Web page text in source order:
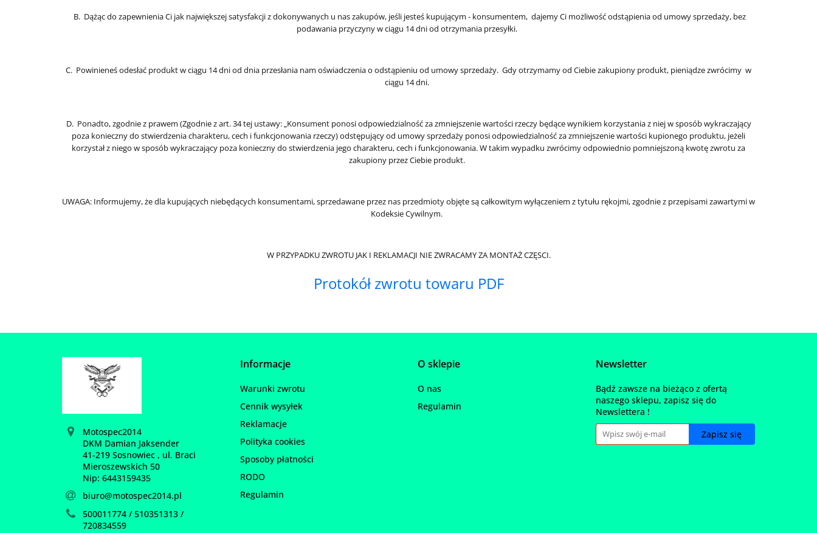
B. Dążąc do zapewnienia Ci jak największej satysfakcji z dokonywanych u nas zakupów, jeśli jesteś kupującym - konsumentem, dajemy Ci możliwość odstąpienia od umowy sprzedaży, bez
podawania przyczyny w ciągu 14 dni od otrzymania przesyłki.
C. Powinieneś odesłać produkt w ciągu 14 dni od dnia przesłania nam oświadczenia o odstąpieniu od umowy sprzedaży. Gdy otrzymamy od Ciebie zakupiony produkt, pieniądze zwrócimy w
ciągu 14 dni.
D. Ponadto, zgodnie z prawem (Zgodnie z art. 34 tej ustawy: „Konsument ponosi odpowiedzialność za zmniejszenie wartości rzeczy będące wynikiem korzystania z niej w sposób wykraczający
poza konieczny do stwierdzenia charakteru, cech i funkcjonowania rzeczy) odstępujący od umowy sprzedaży ponosi odpowiedzialność za zmniejszenie wartości kupionego produktu, jeżeli
korzystał z niego w sposób wykraczający poza konieczny do stwierdzenia jego charakteru, cech i funkcjonowania. W takim wypadku zwrócimy odpowiednio pomniejszoną kwotę zwrotu za
zakupiony przez Ciebie produkt.
UWAGA: Informujemy, że dla kupujących niebędących konsumentami, sprzedawane przez nas przedmioty objęte są całkowitym wyłączeniem z tytułu rękojmi, zgodnie z przepisami zawartymi w
Kodeksie Cywilnym.
W PRZYPADKU ZWROTU JAK I REKLAMACJI NIE ZWRACAMY ZA MONTAŻ CZĘSCI.
Protokół zwrotu towaru PDF
Motospec2014
DKM Damian Jaksender
41-219 Sosnowiec , ul. Braci
Mieroszewskich 50
Nip: 6443159435
biuro@motospec2014.pl
500011774 / 510351313 /
720834559
Informacje
Warunki zwrotu
Cennik wysyłek
Reklamacje
Polityka cookies
Sposoby płatności
RODO
Regulamin
O sklepie
O nas
Regulamin
Newsletter
Bądź zawsze na bieżąco z ofertą
naszego sklepu, zapisz się do
Newslettera !